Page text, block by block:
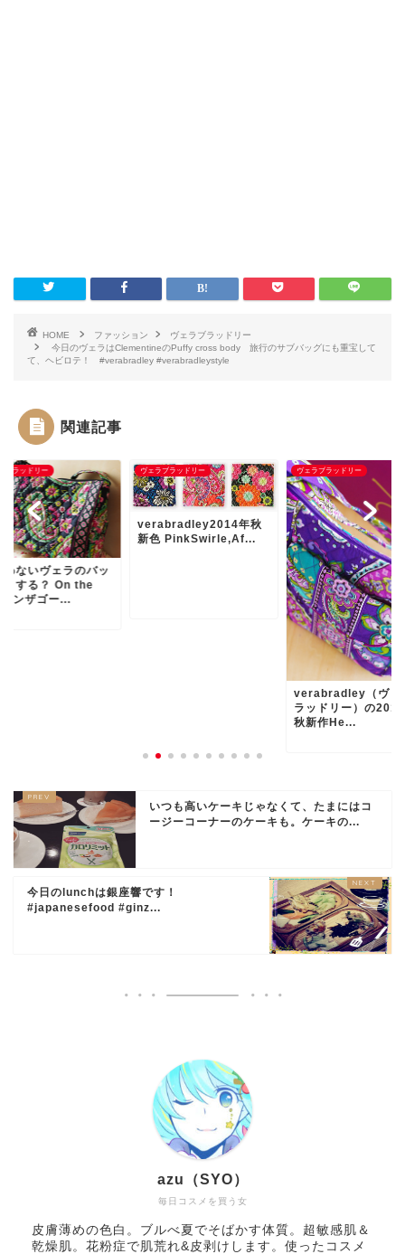
HOME ファッション
ヴェラブラッドリー
今日のヴェラはClementineのPuffy cross body 旅行のサブバッグにも重宝して
て、ヘビロテ！ #verabradley #verabradleystyle
関連記事
ブラッドリー
わないヴェラのバッ
うする？ On the
ンザゴー...
ヴェラブラッドリー
verabradley2014年秋
新色 PinkSwirle,Af...
ヴェラブラッドリー
verabradley（ヴェ
ラッドリー）の
秋新作He...
いつも高いケーキじゃなくて、たまにはコ
ージーコーナーのケーキも。ケーキの...
今日のlunchは銀座響です！
#japanesefood #ginz...
毎日コスメを買う女
azu（SYO）
皮膚薄めの色白。ブルべ夏でそばかす体質。超敏感肌＆
乾燥肌。花粉症で肌荒れ&皮剥けします。使ったコスメ